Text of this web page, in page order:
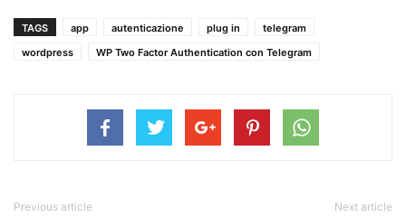
TAGS app autenticazione plug in
telegram
wordpress
WP Two Factor Authentication con Telegram
Previous article Next article